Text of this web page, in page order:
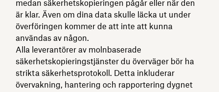
medan säkerhetskopieringen pågår eller när den
är klar. Även om dina data skulle läcka ut under
överföringen kommer de att inte att kunna
användas av någon.
Alla leverantörer av molnbaserade
säkerhetskopieringstjänster du överväger bör ha
strikta säkerhetsprotokoll. Detta inkluderar
övervakning, hantering och rapportering dygnet